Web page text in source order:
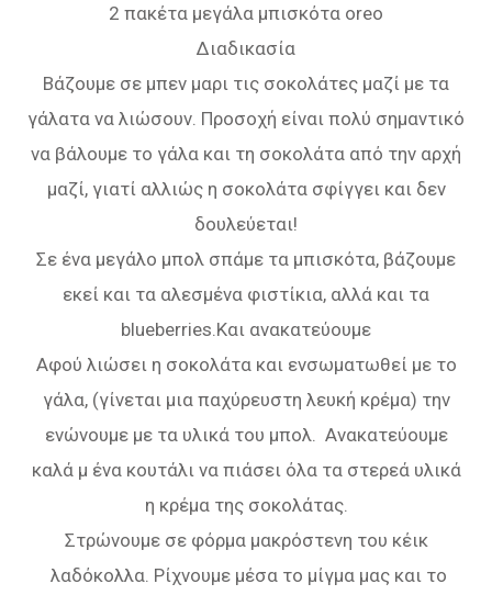
2 πακέτα μεγάλα μπισκότα oreo
Διαδικασία
Βάζουμε σε μπεν μαρι τις σοκολάτες μαζί με τα
γάλατα να λιώσουν. Προσοχή είναι πολύ σημαντικό
να βάλουμε το γάλα και τη σοκολάτα από την αρχή
μαζί, γιατί αλλιώς η σοκολάτα σφίγγει και δεν
δουλεύεται!
Σε ένα μεγάλο μπολ σπάμε τα μπισκότα, βάζουμε
εκεί και τα αλεσμένα φιστίκια, αλλά και τα
blueberries.Και ανακατεύουμε
Αφού λιώσει η σοκολάτα και ενσωματωθεί με το
γάλα, (γίνεται μια παχύρευστη λευκή κρέμα) την
ενώνουμε με τα υλικά του μπολ. Ανακατεύουμε
καλά μ ένα κουτάλι να πιάσει όλα τα στερεά υλικά
η κρέμα της σοκολάτας.
Στρώνουμε σε φόρμα μακρόστενη του κέικ
λαδόκολλα. Ρίχνουμε μέσα το μίγμα μας και το